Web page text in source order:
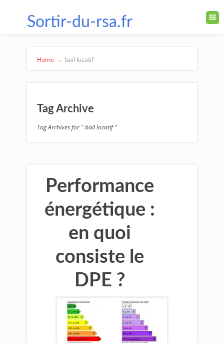
Sortir-du-rsa.fr
Home → bail locatif
Tag Archive
Tag Archives for " bail locatif "
Performance
énergétique :
en quoi
consiste le
DPE ?